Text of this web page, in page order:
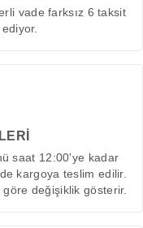
vade farksız 6 taksit
saat 12:00'ye kadar
kargoya teslim edilir.
değişiklik gösterir.